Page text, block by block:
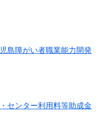
島障がい者職業能力開発
センター利用料等助成金